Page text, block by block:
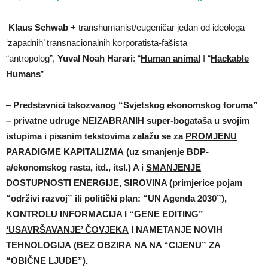
Klaus Schwab + transhumanist/eugeničar jedan od ideologa
‘zapadnih’ transnacionalnih korporatista-fašista
“antropolog”, Yuval Noah Harari: “Human animal I “Hackable
Humans”
– Predstavnici takozvanog “Svjetskog ekonomskog foruma”
– privatne udruge NEIZABRANIH super-bogataša u svojim
istupima i pisanim tekstovima zalažu se za PROMJENU
PARADIGME KAPITALIZMA (uz smanjenje BDP-
a/ekonomskog rasta, itd., itsl.) A i SMANJENJE
DOSTUPNOSTI ENERGIJE, SIROVINA (primjerice pojam
“održivi razvoj” ili politički plan: “UN Agenda 2030”),
KONTROLU INFORMACIJA I “GENE EDITING”
‘USAVRŠAVANJE’ ČOVJEKA I NAMETANJE NOVIH
TEHNOLOGIJA (BEZ OBZIRA NA NA “CIJENU” ZA
“OBIČNE LJUDE”).